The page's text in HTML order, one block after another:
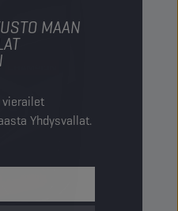
MAAN
Yhdysvallat.